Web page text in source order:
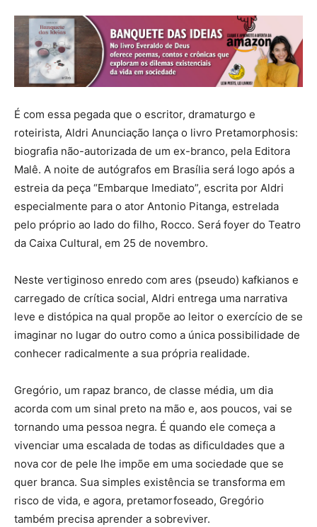
É com essa pegada que o escritor, dramaturgo e
roteirista, Aldri Anunciação lança o livro Pretamorphosis:
biografia não-autorizada de um ex-branco, pela Editora
Malê. A noite de autógrafos em Brasília será logo após a
estreia da peça “Embarque Imediato”, escrita por Aldri
especialmente para o ator Antonio Pitanga, estrelada
pelo próprio ao lado do filho, Rocco. Será foyer do Teatro
da Caixa Cultural, em 25 de novembro.
Neste vertiginoso enredo com ares (pseudo) kafkianos e
carregado de crítica social, Aldri entrega uma narrativa
leve e distópica na qual propõe ao leitor o exercício de se
imaginar no lugar do outro como a única possibilidade de
conhecer radicalmente a sua própria realidade.
Gregório, um rapaz branco, de classe média, um dia
acorda com um sinal preto na mão e, aos poucos, vai se
tornando uma pessoa negra. É quando ele começa a
vivenciar uma escalada de todas as dificuldades que a
nova cor de pele lhe impõe em uma sociedade que se
quer branca. Sua simples existência se transforma em
risco de vida, e agora, pretamorfoseado, Gregório
também precisa aprender a sobreviver.